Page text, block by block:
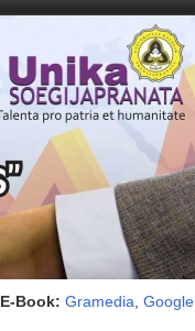
E-Book: Gramedia Google